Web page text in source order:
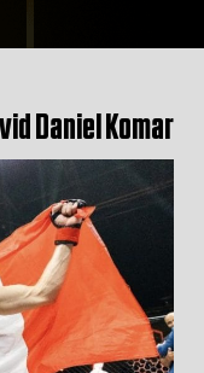
Daniel Komar